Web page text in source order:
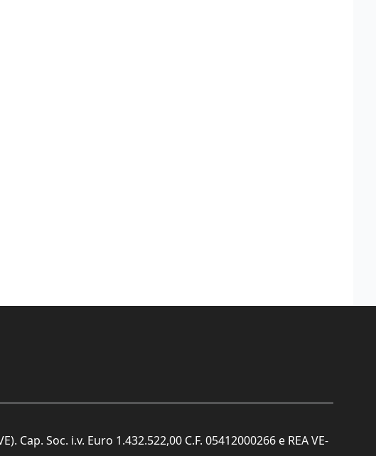
Soc. i.v. Euro 1.432.522,00 C.F. 05412000266 e REA VE-